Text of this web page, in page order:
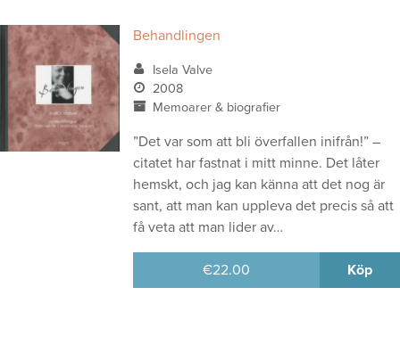
Behandlingen
Isela Valve
2008
Memoarer & biografier
”Det var som att bli överfallen inifrån!” –
citatet har fastnat i mitt minne. Det låter
hemskt, och jag kan känna att det nog är
sant, att man kan uppleva det precis så att
få veta att man lider av…
€22.00 Köp